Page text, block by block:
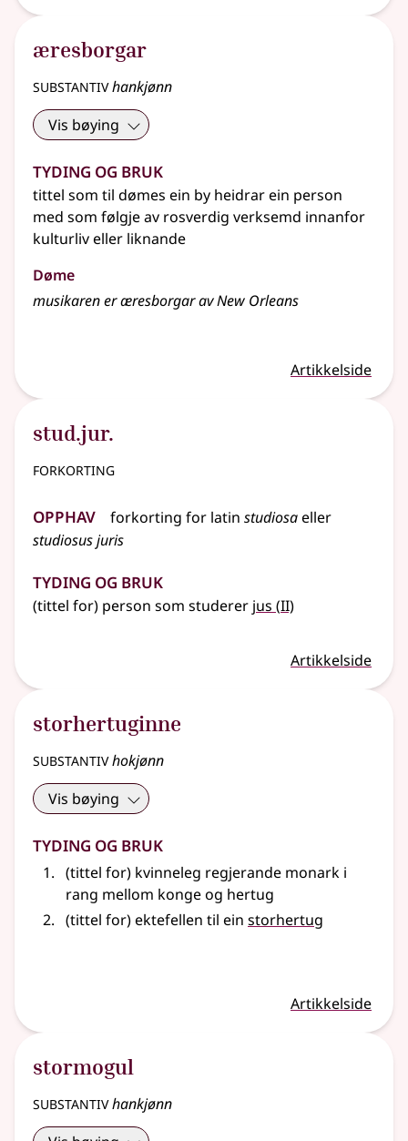
æresborgar
substantivhankjønn
Vis bøying
Tyding og bruk
tittel som til dømes ein by heidrar ein person
med som følgje av rosverdig verksemd innanfor
kulturliv eller liknande
Døme
musikaren er æresborgar av New Orleans
Artikkelside
stud.jur.
forkorting
Opphav forkorting for latin studiosaeller
studiosus juris
Tyding og bruk
(tittel for) person som studerer jus (2
II)
Artikkelside
storhertuginne
substantivhokjønn
Vis bøying
Tyding og bruk
(tittel for) kvinneleg regjerande monark i
rang mellom konge og hertug
(tittel for) ektefellen til ein storhertug
Artikkelside
stormogul
substantivhankjønn